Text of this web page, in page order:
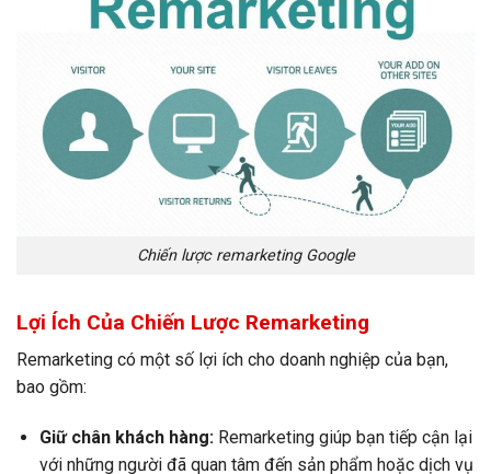
Chiến lược remarketing Google
Lợi Ích Của Chiến Lược Remarketing
Remarketing có một số lợi ích cho doanh nghiệp của bạn,
bao gồm:
Giữ chân khách hàng:Remarketing giúp bạn tiếp cận lại
với những người đã quan tâm đến sản phẩm hoặc dịch vụ